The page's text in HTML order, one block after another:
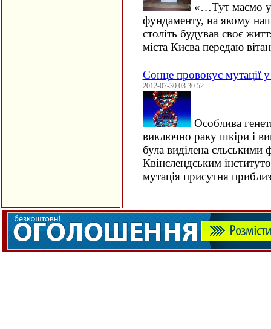
«…Тут маємо
фундаменту, на якому
століть будував своє
міста Києва передаю
Сонце провокує мутації
2012-07-30 03:30:52
Особлива
виключно раку шкіри і
була виділена єльськими
Квінслендським
мутація присутня